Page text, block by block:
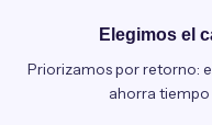
Elegimos el
Priorizamos por retorno:
ahorra tiempo